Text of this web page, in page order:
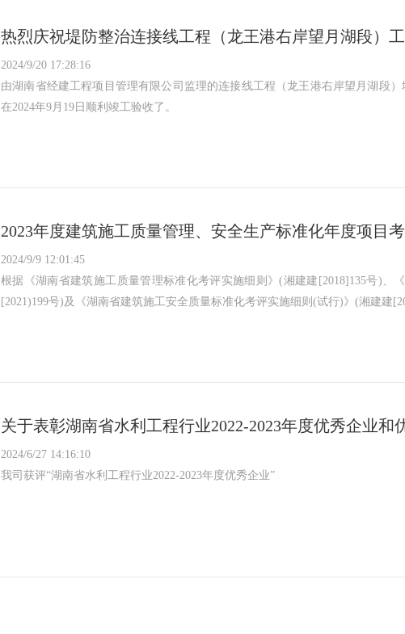
热烈庆祝堤防整治连接线工程（龙王港右岸望月湖段）
2024/9/20 17:28:16
由湖南省经建工程项目管理有限公司监理的连接线工程（龙王港右岸望月湖段
在2024年9月19日顺利竣工验收了。
2023年度建筑施工质量管理、安全生产标准化年度项目
2024/9/9 12:01:45
根据《湖南省建筑施工质量管理标准化考评实施细则》(湘建建[2018]135号)、
[2021)199号)及《湖南省建筑施工安全质量标准化考评实施细则(试行)》(湘建建
关于表彰湖南省水利工程行业2022-2023年度优秀企业和
2024/6/27 14:16:10
我司获评“湖南省水利工程行业2022-2023年度优秀企业”